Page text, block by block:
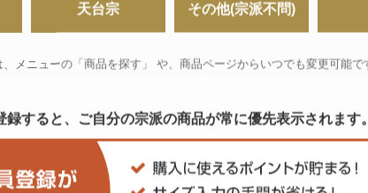
ら
天台宗 その他(宗派不問)
メニューの「商品を探す」 や、 商品ページからいつでも変更可能で
録すると、ご自分の宗派の商品が常に優先表示されます